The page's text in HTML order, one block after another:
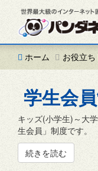
ホーム
お役立
学生会
キッズ(小学生)～大
生会員」制度です。
続きを読む